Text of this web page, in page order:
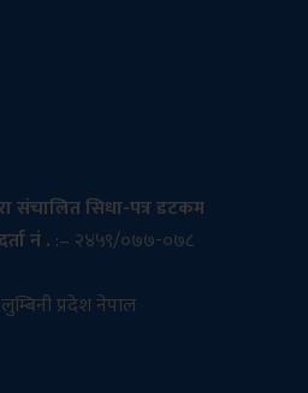
संचालित सिधा-पत्र डटकम
नं . :– २४५९/०७७-०७८
प्रदेश नेपाल